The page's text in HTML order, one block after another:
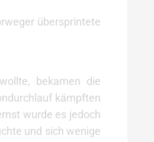
übersprintete
bekamen die
kämpften
wurde es jedoch
und sich wenige